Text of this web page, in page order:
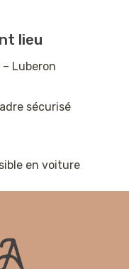
lieu
Luberon
sécurisé
en voiture